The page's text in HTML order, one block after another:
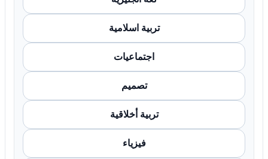
تربية اسلامية
اجتماعيات
تصميم
تربية أخلاقية
فيزياء